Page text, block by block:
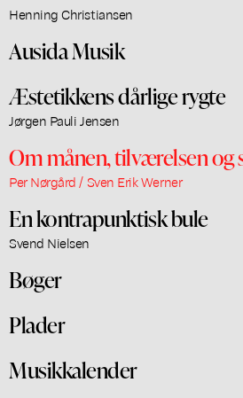
Henning Christiansen
Ausida Musik
Æstetikkens dårlige rygte
Jørgen Pauli Jensen
Om månen, tilværelsen og
Per Nørgård / Sven Erik Werner
En kontrapunktisk bule
Svend Nielsen
Bøger
Plader
Musikkalender